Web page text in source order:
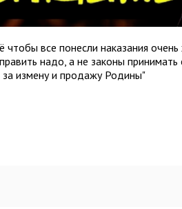
все понесли наказания очень
надо, а не законы принимать
за измену и продажу Родины"